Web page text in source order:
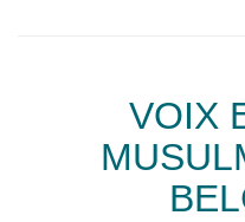
VOIX